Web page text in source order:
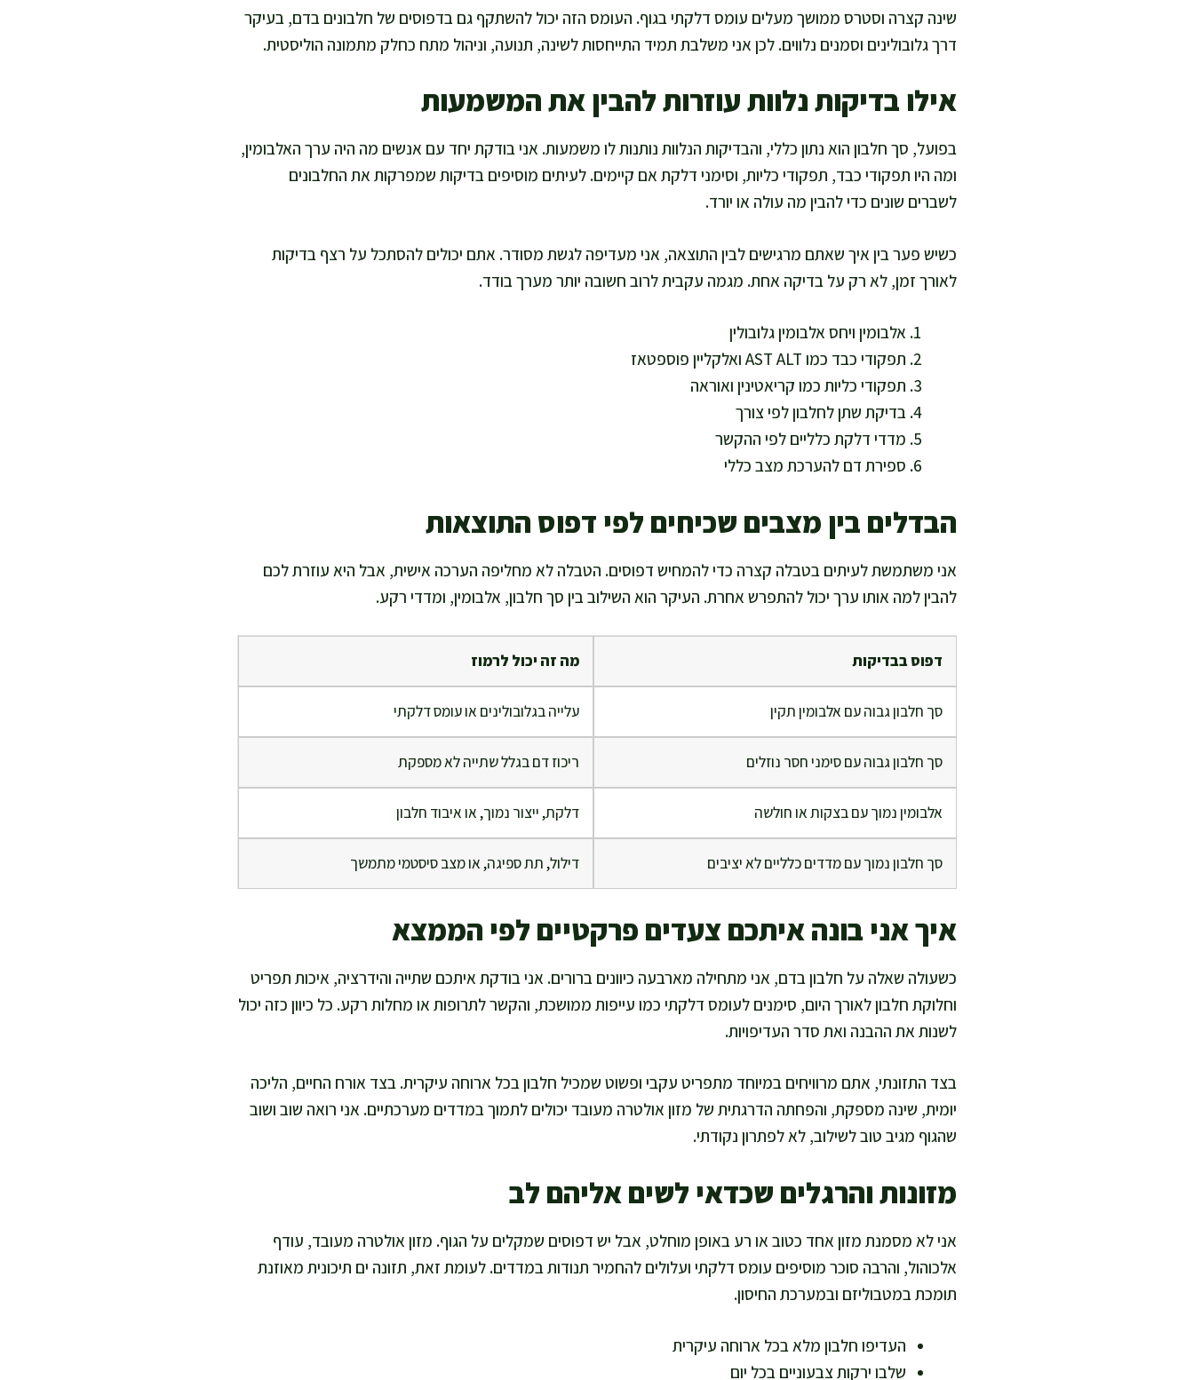
שינה קצרה וסטרס ממושך מעלים עומס דלקתי בגוף. העומס הזה יכול להשתקף גם בדפוסים של חלבונים בדם, בעיקר
דרך גלובולינים וסמנים נלווים. לכן אני משלבת תמיד התייחסות לשינה, תנועה, וניהול מתח כחלק מתמונה הוליסטית.
אילו בדיקות נלוות עוזרות להבין את המשמעות
בפועל, סך חלבון הוא נתון כללי, והבדיקות הנלוות נותנות לו משמעות. אני בודקת יחד עם אנשים מה היה ערך האלבומין,
ומה היו תפקודי כבד, תפקודי כליות, וסימני דלקת אם קיימים. לעיתים מוסיפים בדיקות שמפרקות את החלבונים
לשברים שונים כדי להבין מה עולה או יורד.
כשיש פער בין איך שאתם מרגישים לבין התוצאה, אני מעדיפה לגשת מסודר. אתם יכולים להסתכל על רצף בדיקות
לאורך זמן, לא רק על בדיקה אחת. מגמה עקבית לרוב חשובה יותר מערך בודד.
אלבומין ויחס אלבומין גלובולין
תפקודי כבד כמו AST ALT ואלקליין פוספטאז
תפקודי כליות כמו קריאטינין ואוראה
בדיקת שתן לחלבון לפי צורך
מדדי דלקת כלליים לפי ההקשר
ספירת דם להערכת מצב כללי
הבדלים בין מצבים שכיחים לפי דפוס התוצאות
אני משתמשת לעיתים בטבלה קצרה כדי להמחיש דפוסים. הטבלה לא מחליפה הערכה אישית, אבל היא עוזרת לכם
להבין למה אותו ערך יכול להתפרש אחרת. העיקר הוא השילוב בין סך חלבון, אלבומין, ומדדי רקע.
דפוס בבדיקות מה זה יכול לרמוז
סך חלבון גבוה עם אלבומין תקין עלייה בגלובולינים או עומס דלקתי
סך חלבון גבוה עם סימני חסר נוזלים ריכוז דם בגלל שתייה לא מספקת
אלבומין נמוך עם בצקות או חולשה דלקת, ייצור נמוך, או איבוד חלבון
סך חלבון נמוך עם מדדים כלליים לא יציבים דילול, תת ספיגה, או מצב סיסטמי מתמשך
איך אני בונה איתכם צעדים פרקטיים לפי הממצא
כשעולה שאלה על חלבון בדם, אני מתחילה מארבעה כיוונים ברורים. אני בודקת איתכם שתייה והידרציה, איכות תפריט
וחלוקת חלבון לאורך היום, סימנים לעומס דלקתי כמו עייפות ממושכת, והקשר לתרופות או מחלות רקע. כל כיוון כזה יכול
לשנות את ההבנה ואת סדר העדיפויות.
בצד התזונתי, אתם מרוויחים במיוחד מתפריט עקבי ופשוט שמכיל חלבון בכל ארוחה עיקרית. בצד אורח החיים, הליכה
יומית, שינה מספקת, והפחתה הדרגתית של מזון אולטרה מעובד יכולים לתמוך במדדים מערכתיים. אני רואה שוב ושוב
שהגוף מגיב טוב לשילוב, לא לפתרון נקודתי.
מזונות והרגלים שכדאי לשים אליהם לב
אני לא מסמנת מזון אחד כטוב או רע באופן מוחלט, אבל יש דפוסים שמקלים על הגוף. מזון אולטרה מעובד, עודף
אלכוהול, והרבה סוכר מוסיפים עומס דלקתי ועלולים להחמיר תנודות במדדים. לעומת זאת, תזונה ים תיכונית מאוזנת
תומכת במטבוליזם ובמערכת החיסון.
העדיפו חלבון מלא בכל ארוחה עיקרית
שלבו ירקות צבעוניים בכל יום